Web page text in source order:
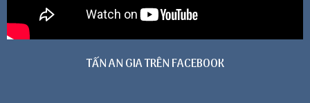
TẤN AN GIA TRÊN FACEBOOK